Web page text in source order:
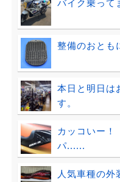
整備のおとも
本日と明日は
す。
カッコいー
パ......
人気車種の外